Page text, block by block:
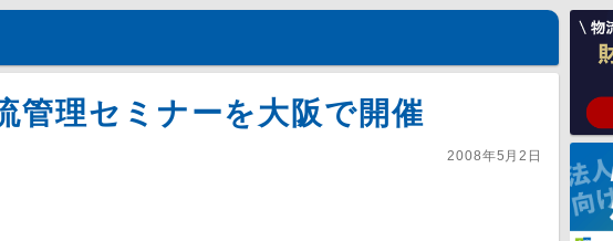
管理セミナーを大阪で開催
2008年5月2日